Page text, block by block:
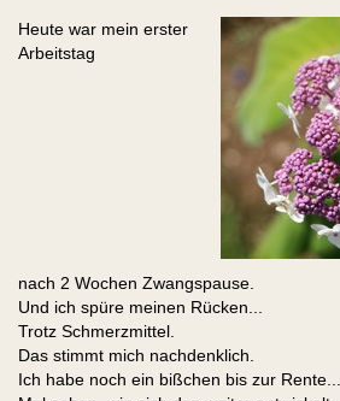
Heute war mein erster
Arbeitstag
nach 2 Wochen Zwangspause.
Und ich spüre meinen Rücken...
Trotz Schmerzmittel.
Das stimmt mich nachdenklich.
Ich habe noch ein bißchen bis zur Rente...